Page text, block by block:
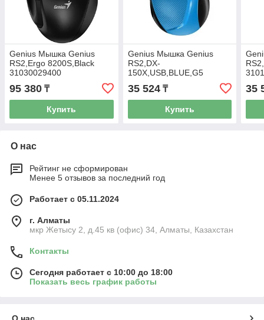
Genius Мышка Genius
RS2,Ergo 8200S,Black
31030029400
95 380 ₸
Купить
Genius Мышка Genius
RS2,DX-
150X,USB,BLUE,G5
31010231102
35 524₸
Купить
35
О нас
Рейтинг не сформирован
Менее 5 отзывов за последний год
Работает с 05.11.2024
г. Алматы
мкр Жетысу 2, д.45 кв (офис) 34, Алматы, Казахстан
Контакты
Сегодня работает с 10:00 до 18:00
Показать весь график работы